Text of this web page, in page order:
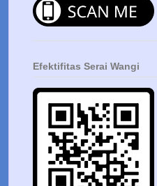
Efektifitas Serai Wangi